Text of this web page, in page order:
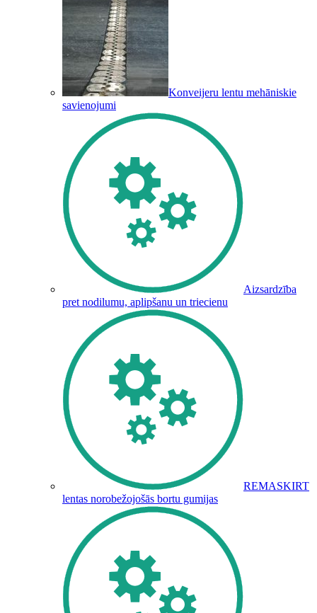
Konveijeru lentu mehāniskie
savienojumi
Aizsardzība
pret nodilumu, aplipšanu un triecienu
REMASKIRT
lentas norobežojošās bortu gumijas